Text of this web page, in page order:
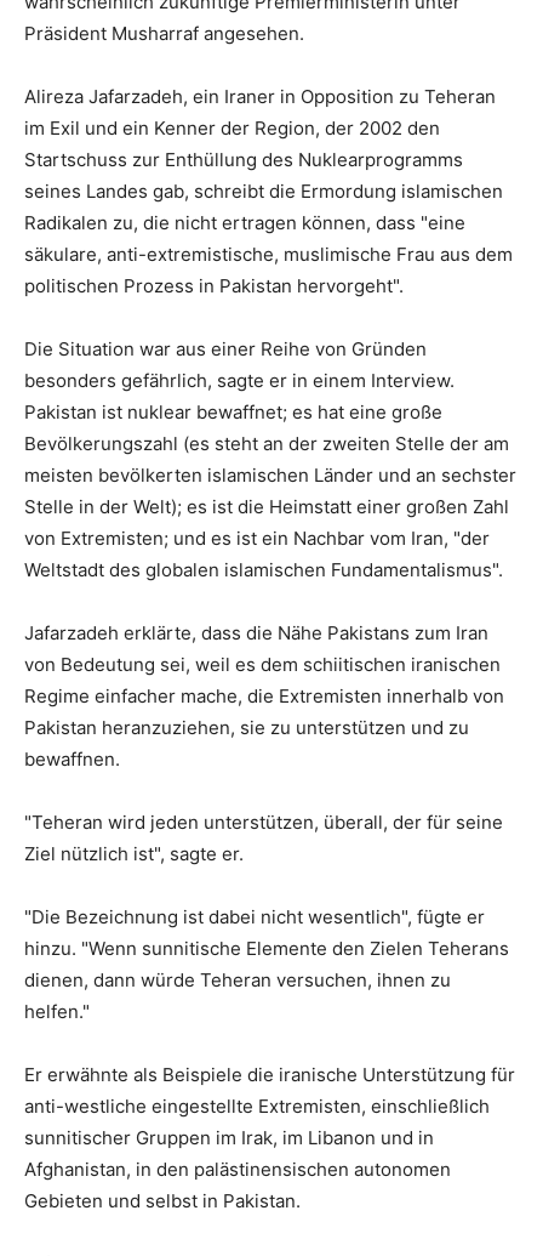
Präsident Musharraf angesehen.
Alireza Jafarzadeh, ein Iraner in Opposition zu Teheran
im Exil und ein Kenner der Region, der 2002 den
Startschuss zur Enthüllung des Nuklearprogramms
seines Landes gab, schreibt die Ermordung islamischen
Radikalen zu, die nicht ertragen können, dass "eine
säkulare, anti-extremistische, muslimische Frau aus dem
politischen Prozess in Pakistan hervorgeht".
Die Situation war aus einer Reihe von Gründen
besonders gefährlich, sagte er in einem Interview.
Pakistan ist nuklear bewaffnet; es hat eine große
Bevölkerungszahl (es steht an der zweiten Stelle der am
meisten bevölkerten islamischen Länder und an sechster
Stelle in der Welt); es ist die Heimstatt einer großen Zahl
von Extremisten; und es ist ein Nachbar vom Iran, "der
Weltstadt des globalen islamischen Fundamentalismus".
Jafarzadeh erklärte, dass die Nähe Pakistans zum Iran
von Bedeutung sei, weil es dem schiitischen iranischen
Regime einfacher mache, die Extremisten innerhalb von
Pakistan heranzuziehen, sie zu unterstützen und zu
bewaffnen.
"Teheran wird jeden unterstützen, überall, der für seine
Ziel nützlich ist", sagte er.
"Die Bezeichnung ist dabei nicht wesentlich", fügte er
hinzu. "Wenn sunnitische Elemente den Zielen Teherans
dienen, dann würde Teheran versuchen, ihnen zu
helfen."
Er erwähnte als Beispiele die iranische Unterstützung für
anti-westliche eingestellte Extremisten, einschließlich
sunnitischer Gruppen im Irak, im Libanon und in
Afghanistan, in den palästinensischen autonomen
Gebieten und selbst in Pakistan.